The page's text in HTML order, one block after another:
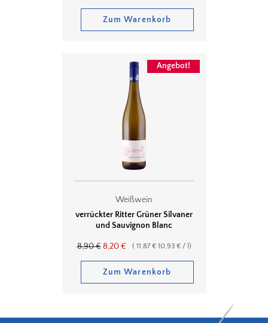
Zum Warenkorb
Angebot!
Weißwein
verrückter Ritter Grüner Silvaner
und Sauvignon Blanc
8,90€ 8,20€ ( 11,87€ 10,93 €/ )
Zum Warenkorb